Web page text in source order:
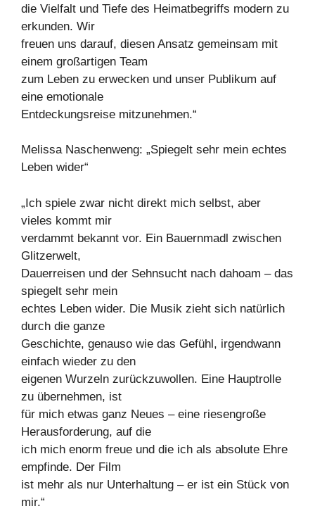
die Vielfalt und Tiefe des Heimatbegriffs modern zu
erkunden. Wir
freuen uns darauf, diesen Ansatz gemeinsam mit
einem großartigen Team
zum Leben zu erwecken und unser Publikum auf
eine emotionale
Entdeckungsreise mitzunehmen.“
Melissa Naschenweng: „Spiegelt sehr mein echtes
Leben wider“
„Ich spiele zwar nicht direkt mich selbst, aber
vieles kommt mir
verdammt bekannt vor. Ein Bauernmadl zwischen
Glitzerwelt,
Dauerreisen und der Sehnsucht nach dahoam – das
spiegelt sehr mein
echtes Leben wider. Die Musik zieht sich natürlich
durch die ganze
Geschichte, genauso wie das Gefühl, irgendwann
einfach wieder zu den
eigenen Wurzeln zurückzuwollen. Eine Hauptrolle
zu übernehmen, ist
für mich etwas ganz Neues – eine riesengroße
Herausforderung, auf die
ich mich enorm freue und die ich als absolute Ehre
empfinde. Der Film
ist mehr als nur Unterhaltung – er ist ein Stück von
mir.“